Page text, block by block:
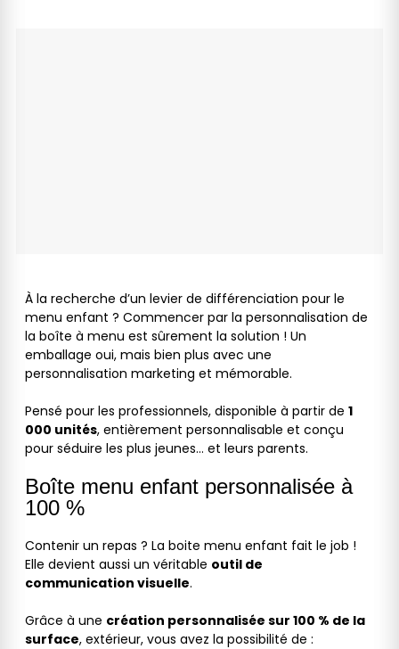
À la recherche d’un levier de différenciation pour le
menu enfant ? Commencer par la personnalisation de
la boîte à menu est sûrement la solution ! Un
emballage oui, mais bien plus avec une
personnalisation marketing et mémorable.
Pensé pour les professionnels, disponible à partir de 1
000 unités, entièrement personnalisable et conçu
pour séduire les plus jeunes… et leurs parents.
Boîte menu enfant personnalisée à
100 %
Contenir un repas ? La boite menu enfant fait le job !
Elle devient aussi un véritable outil de
communication visuelle.
Grâce à une création personnalisée sur 100 % de la
surface, extérieur, vous avez la possibilité de :